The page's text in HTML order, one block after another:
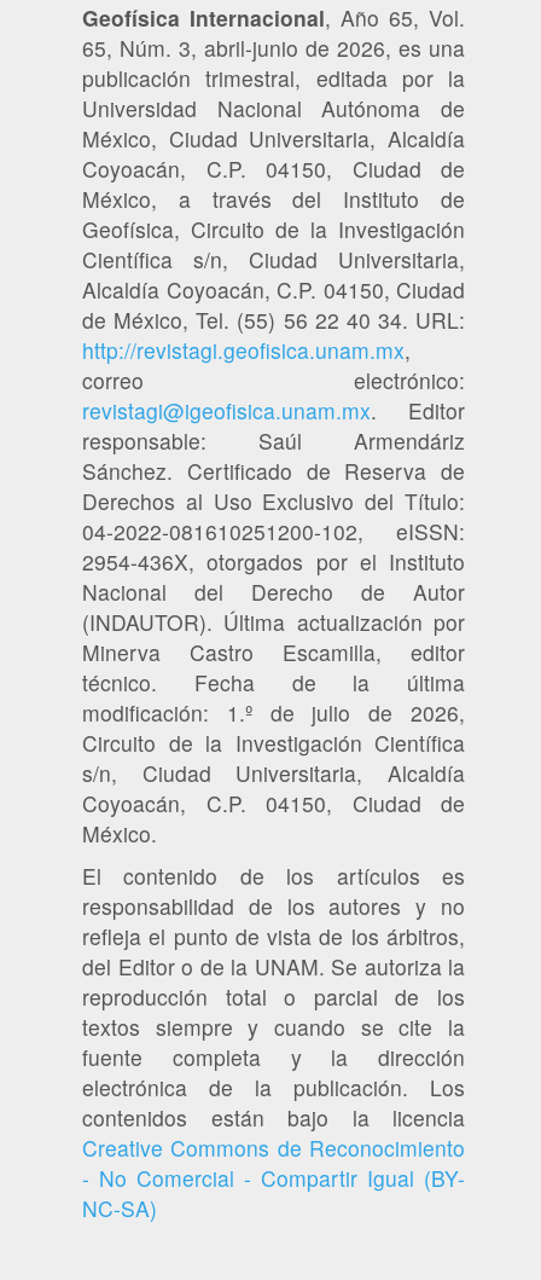
Geofísica Internacional, Año 65, Vol.
65, Núm. 3, abril-junio de 2026, es una
publicación trimestral, editada por la
Universidad Nacional Autónoma de
México, Ciudad Universitaria, Alcaldía
Coyoacán, C.P. 04150, Ciudad de
México, a través del Instituto de
Geofísica, Circuito de la Investigación
Científica s/n, Ciudad Universitaria,
Alcaldía Coyoacán, C.P. 04150, Ciudad
de México, Tel. (55) 56 22 40 34. URL:
http://revistagi.geofisica.unam.mx,
correo electrónico:
revistagi@igeofisica.unam.mx. Editor
responsable: Saúl Armendáriz
Sánchez. Certificado de Reserva de
Derechos al Uso Exclusivo del Título:
04-2022-081610251200-102, eISSN:
2954-436X, otorgados por el Instituto
Nacional del Derecho de Autor
(INDAUTOR). Última actualización por
Minerva Castro Escamilla, editor
técnico. Fecha de la última
modificación: 1.º de julio de 2026,
Circuito de la Investigación Científica
s/n, Ciudad Universitaria, Alcaldía
Coyoacán, C.P. 04150, Ciudad de
México.
El contenido de los artículos es
responsabilidad de los autores y no
refleja el punto de vista de los árbitros,
del Editor o de la UNAM. Se autoriza la
reproducción total o parcial de los
textos siempre y cuando se cite la
fuente completa y la dirección
electrónica de la publicación. Los
contenidos están bajo la licencia
Creative Commons de Reconocimiento
- No Comercial - Compartir Igual (BY-
NC-SA)